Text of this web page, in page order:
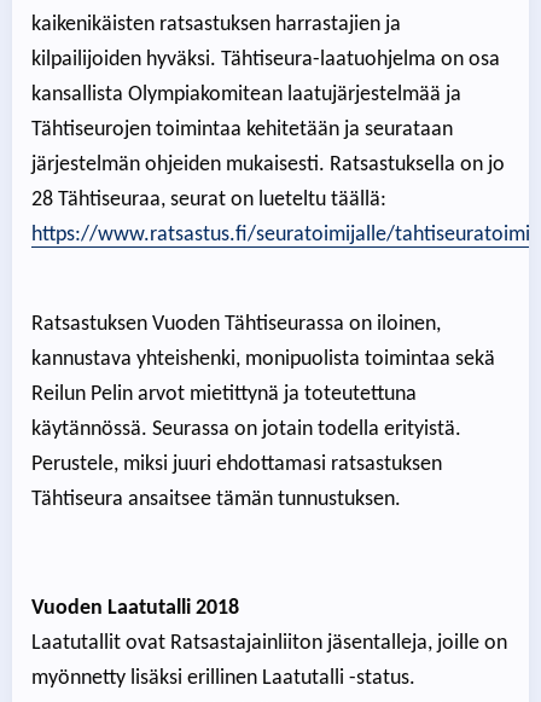
kaikenikäisten ratsastuksen harrastajien ja
kilpailijoiden hyväksi. Tähtiseura-laatuohjelma on osa
kansallista Olympiakomitean laatujärjestelmää ja
Tähtiseurojen toimintaa kehitetään ja seurataan
järjestelmän ohjeiden mukaisesti. Ratsastuksella on jo
28 Tähtiseuraa, seurat on lueteltu täällä:
https://www.ratsastus.fi/seuratoimijalle/
Ratsastuksen Vuoden Tähtiseurassa on iloinen,
kannustava yhteishenki, monipuolista toimintaa sekä
Reilun Pelin arvot mietittynä ja toteutettuna
käytännössä. Seurassa on jotain todella erityistä.
Perustele, miksi juuri ehdottamasi ratsastuksen
Tähtiseura ansaitsee tämän tunnustuksen.
Vuoden Laatutalli 2018
Laatutallit ovat Ratsastajainliiton jäsentalleja, joille on
myönnetty lisäksi erillinen Laatutalli -status.